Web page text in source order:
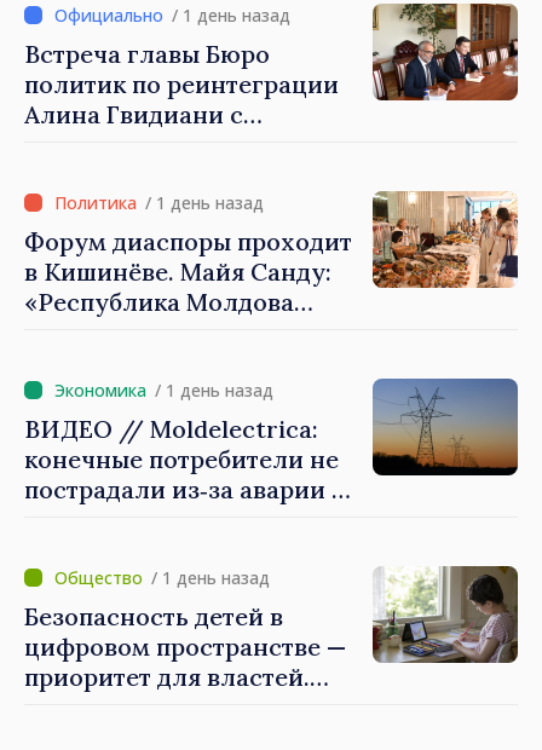
и за рубежом, что
заслуживает стать частью
большой европейской
семьи»
/ 1 день назад
Встреча главы Бюро
политик по реинтеграции
Алина Гвидиани с
Красного Креста в
Молдове
/ 1 день назад
Форум диаспоры проходит
в Кишинёве. Майя Санду:
«Республика Молдова
диаспора может сыграть
важную роль в
продвижении и поддержке
этого пути»
/ 1 день назад
ВИДЕО // Moldelectrica:
конечные потребители не
пострадали из‑за аварии на
выполнены в
приоритетном режиме
/ 1 день назад
Безопасность детей в
цифровом пространстве —
приоритет для властей.